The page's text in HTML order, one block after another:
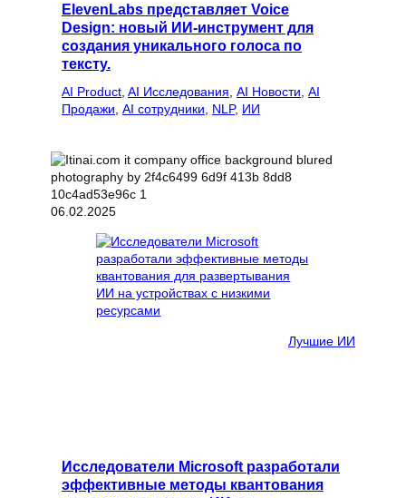
ElevenLabs представляет Voice
Design: новый ИИ-инструмент для
создания уникального голоса по
тексту.
AI Product AI Исследования AI Новости AI
Продажи AI сотрудники NLP, ИИ
06.02.2025
Лучшие ИИ
Исследователи Microsoft разработали
эффективные методы квантования